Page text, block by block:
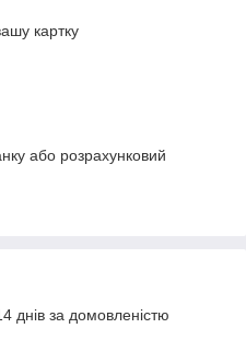
картку
або розрахунковий
днів за домовленістю